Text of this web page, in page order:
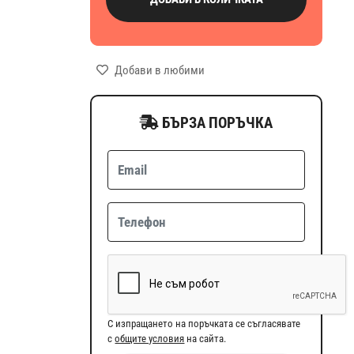
Добави в любими
БЪРЗА ПОРЪЧКА
С изпращането на поръчката се съгласявате
собщите условия на сайта.